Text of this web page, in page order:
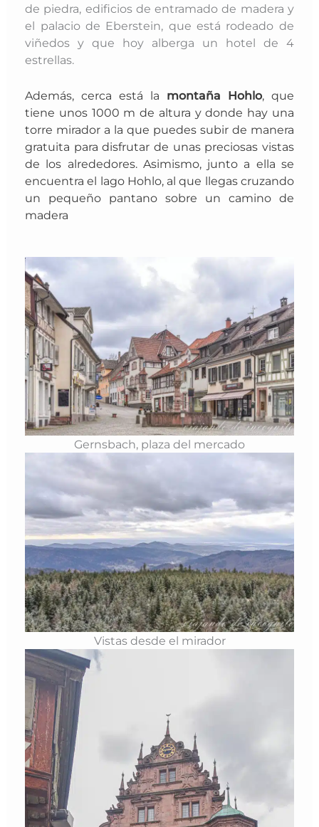
de piedra, edificios de entramado de madera y
el palacio de Eberstein, que está rodeado de
viñedos y que hoy alberga un hotel de 4
estrellas.
Además, cerca está la montaña Hohlo, que
tiene unos 1000 m de altura y donde hay una
torre mirador a la que puedes subir de manera
gratuita para disfrutar de unas preciosas vistas
de los alrededores. Asimismo, junto a ella se
encuentra el lago Hohlo, al que llegas cruzando
un pequeño pantano sobre un camino de
madera
Gernsbach, plaza del mercado
Vistas desde el mirador